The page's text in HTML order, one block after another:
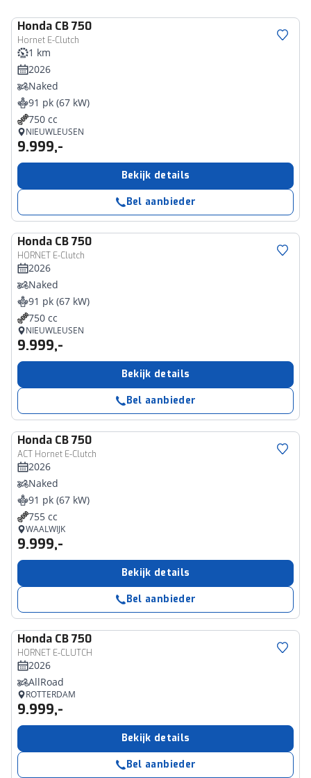
Honda CB 750
Hornet E-Clutch
1 km
2026
Naked
91 pk (67 kW)
750 cc
NIEUWLEUSEN
9.999,-
Bekijk details
Bel aanbieder
Honda CB 750
HORNET E-Clutch
2026
Naked
91 pk (67 kW)
750 cc
NIEUWLEUSEN
9.999,-
Bekijk details
Bel aanbieder
Honda CB 750
ACT Hornet E-Clutch
2026
Naked
91 pk (67 kW)
755 cc
WAALWIJK
9.999,-
Bekijk details
Bel aanbieder
Honda CB 750
HORNET E-CLUTCH
2026
AllRoad
ROTTERDAM
9.999,-
Bekijk details
Bel aanbieder